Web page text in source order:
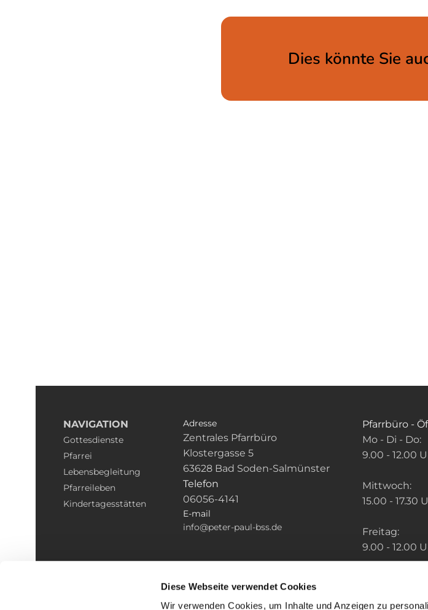
Diese Webseite verwendet Cookies
Wir verwenden Cookies, um Inhalte und Anzeigen zu
Dies könnte Sie
NAVIGATION
Gottesdienste
Pfarrei
Lebensbegleitung
Pfarreileben
Kindertagesstätten
Adresse
Zentrales Pfarrbüro
Klostergasse 5
63628 Bad Soden-Salmünster
Telefon
06056-4141
E-mail
info@peter-paul-bss.de
Pfarrbüro -
Mo - Di - Do:
9.00 - 12.00
Mittwoch:
15.00 - 17.30
Freitag:
9.00 - 12.00